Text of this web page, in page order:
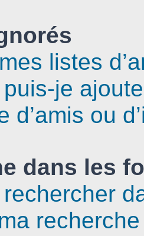
listes
je
d’amis ou
dans les